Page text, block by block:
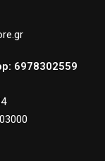
6978302559